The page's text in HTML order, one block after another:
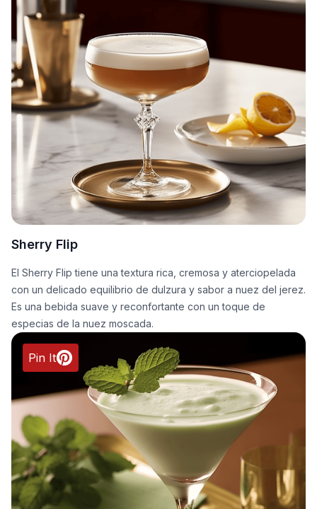
Sherry Flip
El Sherry Flip tiene una textura rica, cremosa y aterciopelada
con un delicado equilibrio de dulzura y sabor a nuez del jerez.
Es una bebida suave y reconfortante con un toque de
especias de la nuez moscada.
Pin It